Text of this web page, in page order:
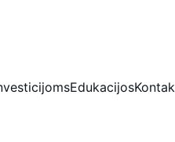
Edukacijos